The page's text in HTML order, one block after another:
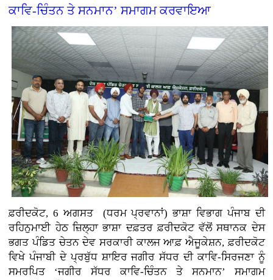
ਕਾਵਿ-ਚਿੰਤਨ ਤੇ ਸਨਮਾਨ’ ਸਮਾਗਮ ਕਰਵਾਇਆ
ਫ਼ਰੀਦਕੋਟ, 6 ਅਗਸਤ (ਧਰਮ ਪ੍ਰਵਾਨਾਂ)ਭਾਸ਼ਾ ਵਿਭਾਗ ਪੰਜਾਬ ਦੀ
ਰਹਿਨੁਮਾਈ ਹੇਠ ਜ਼ਿਲ੍ਹਾ ਭਾਸ਼ਾ ਦਫ਼ਤਰ ਫ਼ਰੀਦਕੋਟ ਵੱਲੋਂ ਸਥਾਨਕ ਦੇਸ
ਭਗਤ ਪੰਡਿਤ ਚੇਤਨ ਦੇਵ ਸਰਕਾਰੀ ਕਾਲਜ ਆਫ਼ ਐਜੂਕੇਸ਼ਨ, ਫ਼ਰੀਦਕੋਟ
ਵਿਖੇ ਪੰਜਾਬੀ ਦੇ ਪ੍ਰਬੁੱਧ ਸ਼ਾਇਰ ਜਗੀਰ ਸੱਧਰ ਦੀ ਕਾਵਿ-ਸਿਰਜਣਾ ਨੂੰ
ਸਮਰਪਿਤ ‘ਜਗੀਰ ਸੱਧਰ ਕਾਵਿ-ਚਿੰਤਨ ਤੇ ਸਨਮਾਨ’ ਸਮਾਗਮ